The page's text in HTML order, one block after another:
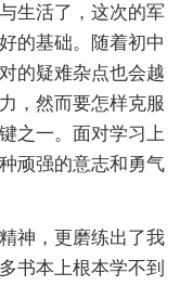
生活了，这次的军
的基础。随着初中
的疑难杂点也会越
，然而要怎样克服
之一。面对学习上
顽强的意志和勇气
神，更磨练出了我
书本上根本学不到